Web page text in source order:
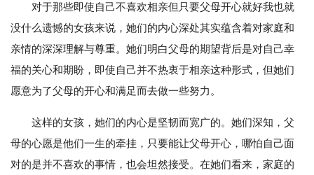
对于那些即使自己不喜欢相亲但只要父母开心就好我也就
没什么遗憾的女孩来说，她们的内心深处其实蕴含着对家庭和
亲情的深深理解与尊重。她们明白父母的期望背后是对自己幸
福的关心和期盼，即使自己并不热衷于相亲这种形式，但她们
愿意为了父母的开心和满足而去做一些努力。
这样的女孩，她们的内心是坚韧而宽广的。她们深知，父
母的心愿是他们一生的牵挂，只要能让父母开心，哪怕自己面
对的是并不喜欢的事情，也会坦然接受。在她们看来，家庭的